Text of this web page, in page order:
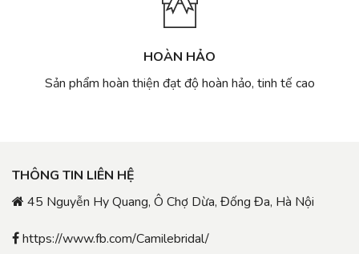
HOÀN HẢO
Sản phẩm hoàn thiện đạt độ hoàn hảo, tinh tế cao
THÔNG TIN LIÊN HỆ
45 Nguyễn Hy Quang, Ô Chợ Dừa, Đống Đa, Hà Nội
https://www.fb.com/Camilebridal/